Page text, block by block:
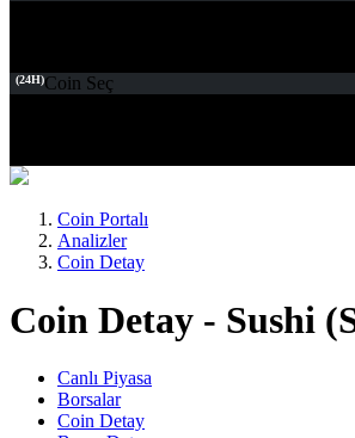
(24H)Coin Seç
Coin Portalı
Analizler
Coin Detay
Coin Detay - Sushi
Canlı Piyasa
Borsalar
Coin Detay